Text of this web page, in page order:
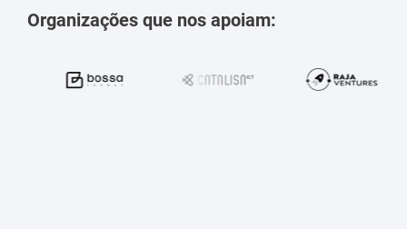
Organizações que nos apoiam: